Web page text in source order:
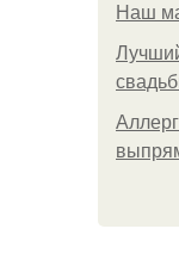
Нaш